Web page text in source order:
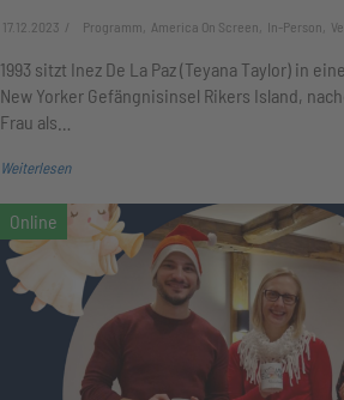
17.12.2023 Programm, America On Screen, In-Person,
1993 sitzt Inez De La Paz (Teyana Taylor) in
New Yorker Gefängnisinsel Rikers Island,
Frau als…
Weiterlesen